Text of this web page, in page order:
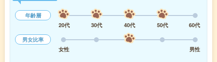
年齢層
20代
30代 40代 50代
60代
男女比率
女性
男性